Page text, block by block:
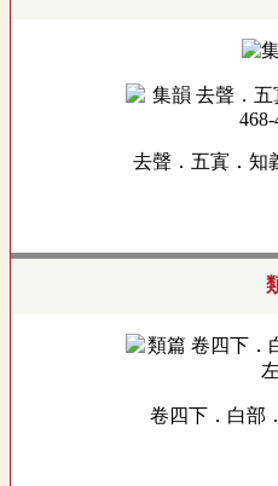
去聲．五寘．知
卷四下．白部